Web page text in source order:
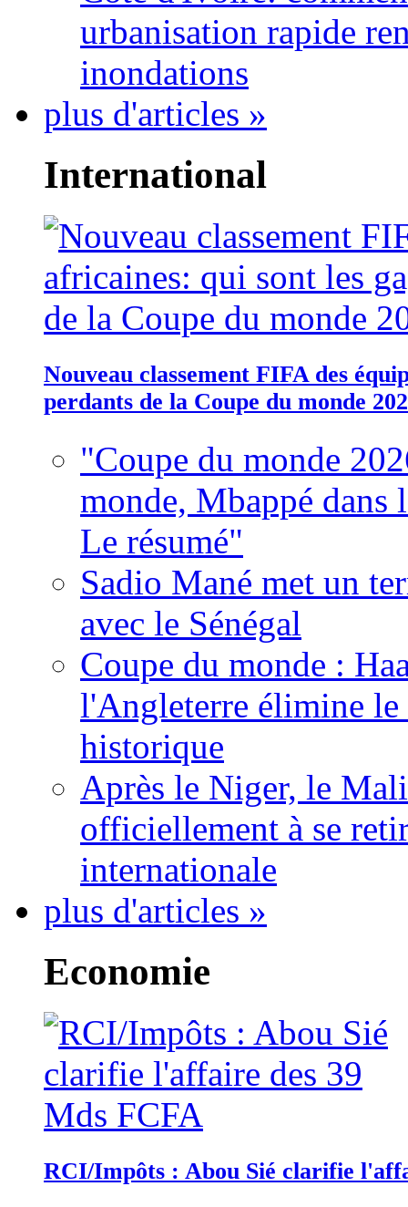
urbanisation rapide
inondations
plus d'articles »
International
Nouveau classement FIFA des
perdants de la Coupe du monde
"Coupe du monde
monde, Mbappé dans
Le résumé"
Sadio Mané met un
avec le Sénégal
Coupe du monde :
l'Angleterre élimine
historique
Après le Niger, le
officiellement à se
internationale
plus d'articles »
Economie
RCI/Impôts : Abou Sié clarifie